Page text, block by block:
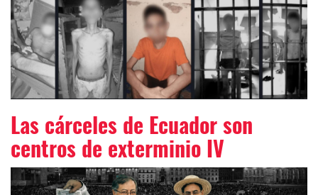
Las cárceles de Ecuador son
centros de exterminio IV